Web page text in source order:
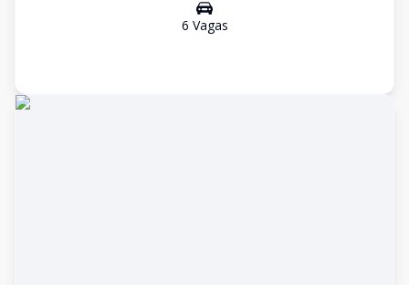
6 Vagas